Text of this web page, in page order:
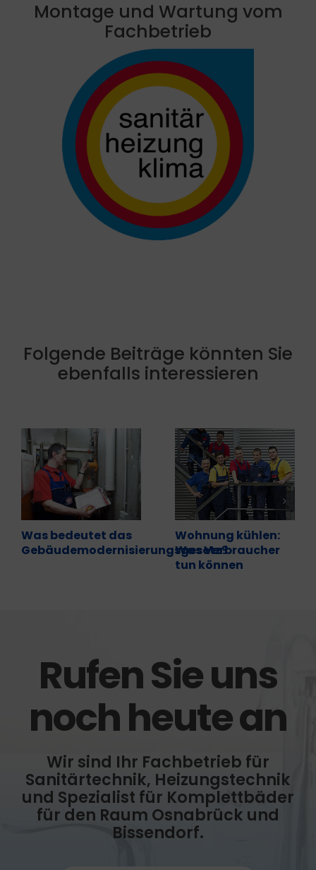
Montage und Wartung vom
Fachbetrieb
Folgende Beiträge könnten Sie
ebenfalls interessieren
Was bedeutet das
Gebäudemodernisierungsgesetz?
Wohnung kühlen:
Was Verbraucher
tun können
Rufen Sie uns
noch heute an
Wir sind Ihr Fachbetrieb für
Sanitärtechnik, Heizungstechnik
und Spezialist für Komplettbäder
für den Raum Osnabrück und
Bissendorf.